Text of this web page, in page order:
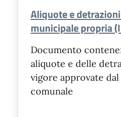
Aliquote e
municipale propria
Documento
aliquote e delle
vigore approvate
comunale